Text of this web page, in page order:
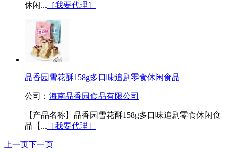
休闲... ［我要代理］
品香园雪花酥158g多口味追剧零食休闲食品
公司： 海南品香园食品有限公司
【产品名称】品香园雪花酥158g多口味追剧零食休闲食
品【... ［我要代理］
上一页下一页